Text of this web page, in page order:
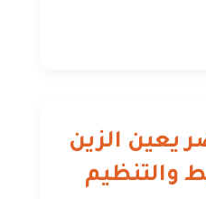
يعين الزين
والتنظيم